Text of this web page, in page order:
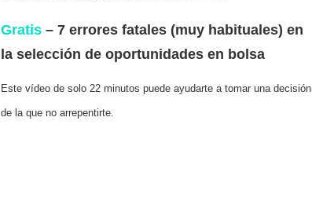
Gratis– 7 errores fatales (muy habituales) en
la selección de oportunidades en bolsa
Este vídeo de solo 22 minutos puede ayudarte a tomar una decisión
de la que no arrepentirte.